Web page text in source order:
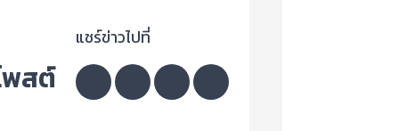
พสต์
แชร์ข่าวไปที่